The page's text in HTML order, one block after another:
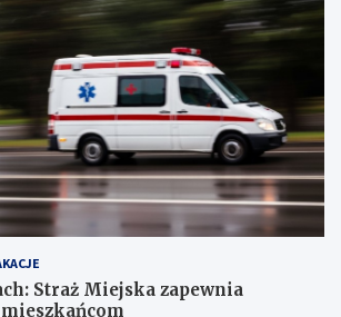
Straż Miejska zapewnia